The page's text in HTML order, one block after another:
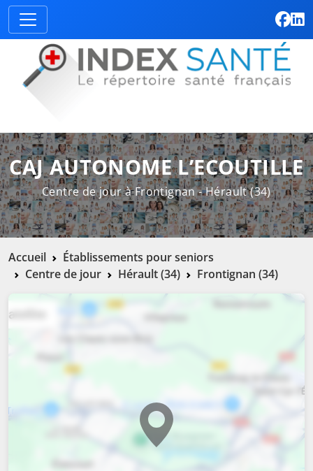
CAJ AUTONOME L’ECOUTILLE
Centre de jour à Frontignan - Hérault (34)
Accueil
Établissements pour seniors
Centre de jour
Hérault (34) Frontignan (34)